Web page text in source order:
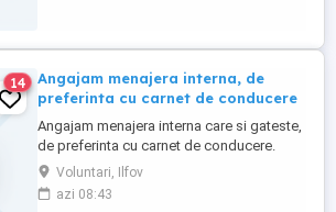
14
Angajam menajera interna, de
preferinta cu carnet de conducere
Angajam menajera interna care si gateste,
de preferinta cu carnet de conducere.
Voluntari, Ilfov
azi 08:43